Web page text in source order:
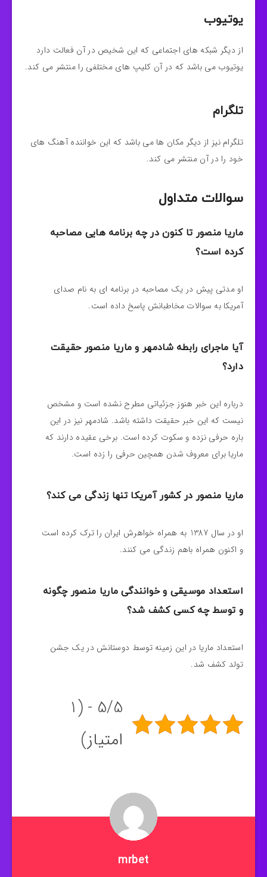
یوتیوب
از دیگر شبکه های اجتماعی که این شخیص در آن فعالت دارد
یوتیوب می باشد که در آن کلیپ های مختلفی را منتشر می کند.
تلگرام
تلگرام نیز از دیگر مکان ها می باشد که این خواننده آهنگ های
خود را در آن منتشر می کند.
سوالات متداول
ماریا منصور تا کنون در چه برنامه هایی مصاحبه
کرده است؟
او مدتی پیش در یک مصاحبه در برنامه ای به نام صدای
آمریکا به سوالات مخاطبانش پاسخ داده است.
آیا ماجرای رابطه شادمهر و ماریا منصور حقیقت
دارد؟
درباره این خبر هنوز جزئیاتی مطرح نشده است و مشخص
نیست که این خبر حقیقت داشته باشد. شادمهر نیز در این
باره حرفی نزده و سکوت کرده است. برخی عقیده دارند که
ماریا برای معروف شدن همچین حرفی را زده است.
ماریا منصور در کشور آمریکا تنها زندگی می کند؟
او در سال 1387 به همراه خواهرش ایران را ترک کرده است
و اکنون همراه باهم زندگی می کنند.
استعداد موسیقی و خوانندگی ماریا منصور چگونه
و توسط چه کسی کشف شد؟
استعداد ماریا در این زمینه توسط دوستانش در یک جشن
تولد کشف شد.
5/5 - (1
امتیاز)
mrbet